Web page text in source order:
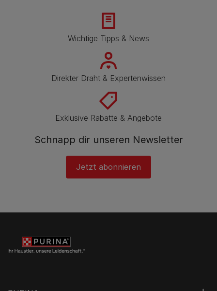
Wichtige Tipps & News
Direkter Draht & Expertenwissen
Exklusive Rabatte & Angebote
Schnapp dir unseren Newsletter
Jetzt abonnieren